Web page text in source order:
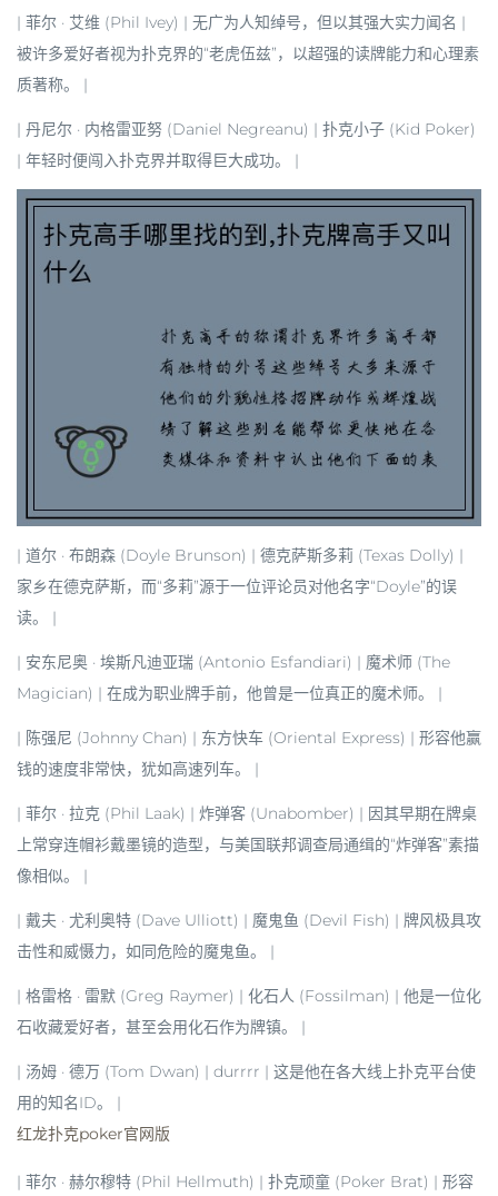
| 菲尔 · 艾维 (Phil Ivey) | 无广为人知绰号，但以其强大实力闻名 |
被许多爱好者视为扑克界的“老虎伍兹”，以超强的读牌能力和心理素
质著称。 |
| 丹尼尔 · 内格雷亚努 (Daniel Negreanu) | 扑克小子 (Kid Poker)
| 年轻时便闯入扑克界并取得巨大成功。 |
| 道尔 · 布朗森 (Doyle Brunson) | 德克萨斯多莉 (Texas Dolly) |
家乡在德克萨斯，而“多莉”源于一位评论员对他名字“Doyle”的误
读。 |
| 安东尼奥 · 埃斯凡迪亚瑞 (Antonio Esfandiari) | 魔术师 (The
Magician) | 在成为职业牌手前，他曾是一位真正的魔术师。 |
| 陈强尼 (Johnny Chan) | 东方快车 (Oriental Express) | 形容他赢
钱的速度非常快，犹如高速列车。 |
| 菲尔 · 拉克 (Phil Laak) | 炸弹客 (Unabomber) | 因其早期在牌桌
上常穿连帽衫戴墨镜的造型，与美国联邦调查局通缉的“炸弹客”素描
像相似。 |
| 戴夫 · 尤利奥特 (Dave Ulliott) | 魔鬼鱼 (Devil Fish) | 牌风极具攻
击性和威慑力，如同危险的魔鬼鱼。 |
| 格雷格 · 雷默 (Greg Raymer) | 化石人 (Fossilman) | 他是一位化
石收藏爱好者，甚至会用化石作为牌镇。 |
| 汤姆 · 德万 (Tom Dwan) | durrrr | 这是他在各大线上扑克平台使
用的知名ID。 |
红龙扑克poker官网版
| 菲尔 · 赫尔穆特 (Phil Hellmuth) | 扑克顽童 (Poker Brat) | 形容